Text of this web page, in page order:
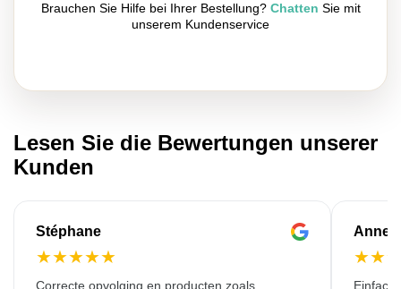
Brauchen Sie Hilfe bei Ihrer Bestellung? Chatten Sie mit
unserem Kundenservice
Lesen Sie die Bewertungen unserer
Kunden
Stéphane
★★★★★
Correcte opvolging en producten zoals
Anne-
★★